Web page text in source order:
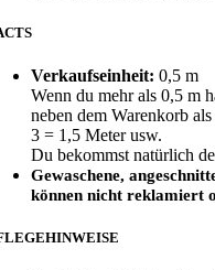
Verkaufseinheit: 0,5 m
Wenn du mehr als 0,5 m
neben dem Warenkorb
3 = 1,5 Meter usw.
Du bekommst natürlich
Gewaschene,
können nicht reklamiert